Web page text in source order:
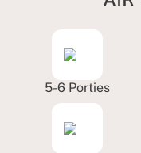
5-6 Porties